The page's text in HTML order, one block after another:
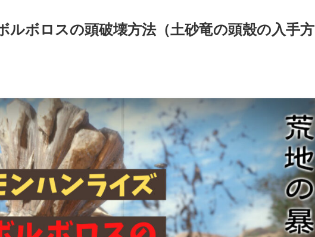
ルボロスの頭破壊方法（土砂竜の頭殼の入手方